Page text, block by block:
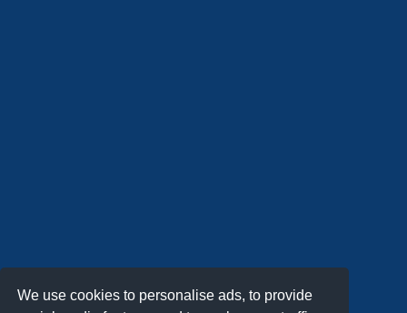
We use cookies to personalise ads, to provide